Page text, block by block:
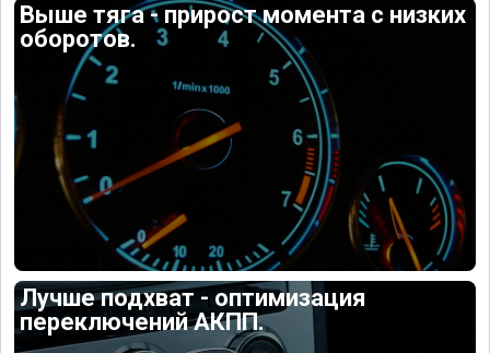
Выше тяга - прирост момента с низких
оборотов.
Лучше подхват - оптимизация
переключений АКПП.